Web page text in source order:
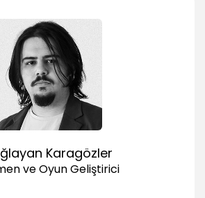
ve hız yönetimi
etmek
notu
Karagözler
ve Oyun Geliştirici